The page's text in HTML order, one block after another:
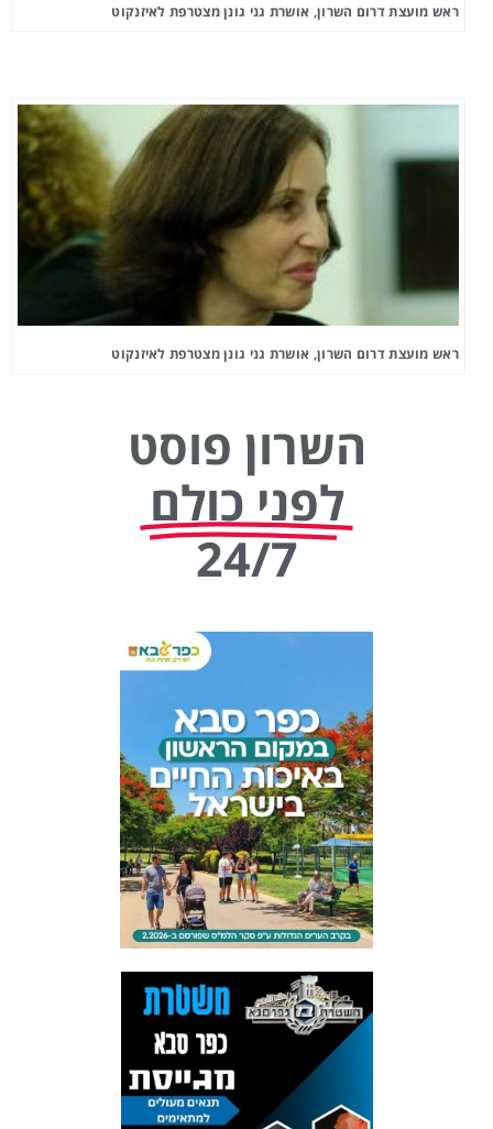
ראש מועצת דרום השרון, אושרת גני גונן מצטרפת לאיזנקוט
ראש מועצת דרום השרון, אושרת גני גונן מצטרפת לאיזנקוט
השרון פוסט
לפני כולם
24/7